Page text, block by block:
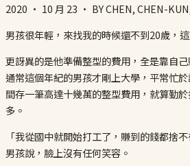
2020 · 10 月 23 · BY CHEN, CHEN-
男孩很年輕，來找我的時候還不到20歲，
更訝異的是他準備整型的費用，全是靠自
通常這個年紀的男孩才剛上大學，平常忙
間存一筆高達十幾萬的整型費用，就算勤
多。
「我從國中就開始打工了，賺到的錢都捨
男孩說，臉上沒有任何笑容。